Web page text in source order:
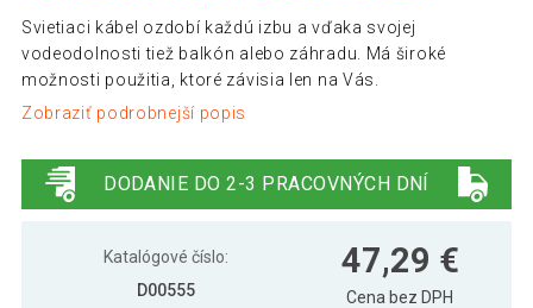
Svietiaci kábel ozdobí každú izbu a vďaka svojej
vodeodolnosti tiež balkón alebo záhradu. Má široké
možnosti použitia, ktoré závisia len na Vás.
Zobraziť podrobnejší popis
DODANIE DO 2-3 PRACOVNÝCH DNÍ
Katalógové číslo:
D00555
47,29 €
Cena bez DPH